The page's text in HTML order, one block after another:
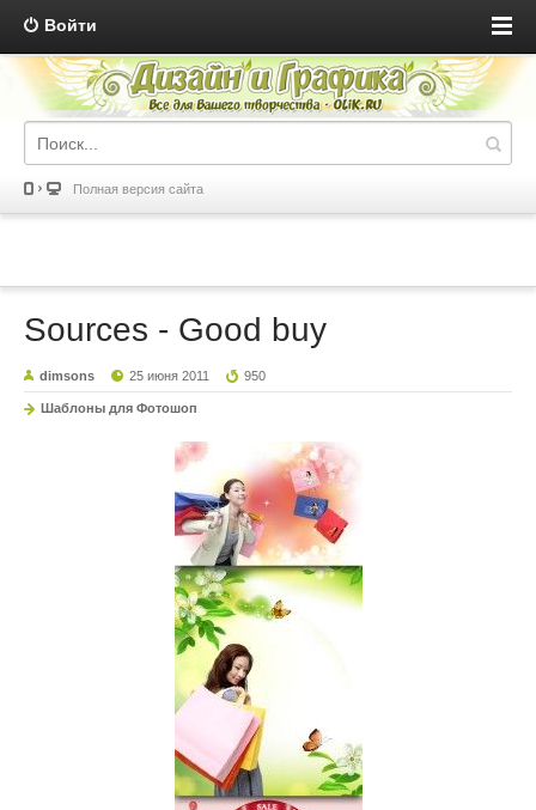
Войти
Полная версия сайта
Sources - Good buy
dimsons 25 июня 2011 950
Шаблоны для Фотошоп